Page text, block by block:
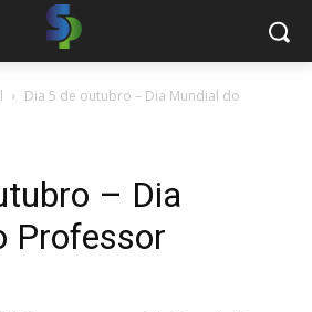
Dia 5 de outubro – Dia Mundial do
– Dia
Professor